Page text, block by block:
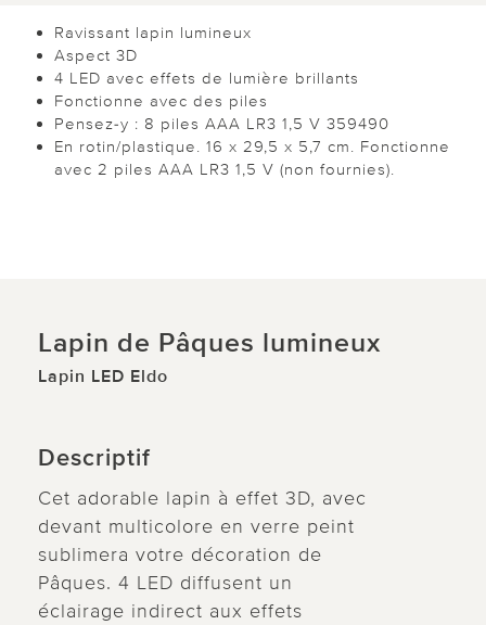
Ravissant lapin lumineux
Aspect 3D
4 LED avec effets de lumière brillants
Fonctionne avec des piles
Pensez-y : 8 piles AAA LR3 1,5 V 359490
En rotin/plastique. 16 x 29,5 x 5,7 cm. Fonctionne
avec 2 piles AAA LR3 1,5 V (non fournies).
Lapin de Pâques lumineux
Lapin LED Eldo
Descriptif
Cet adorable lapin à effet 3D, avec
devant multicolore en verre peint
sublimera votre décoration de
Pâques. 4 LED diffusent un
éclairage indirect aux effets